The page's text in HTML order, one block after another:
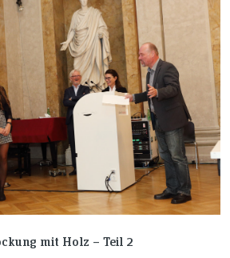
mit Holz – Teil 2